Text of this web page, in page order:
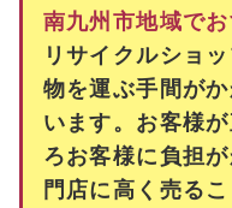
南九州市地域で
リサイクルショ
物を運ぶ手間が
います。お客様
ろお客様に負担
門店に高く売る